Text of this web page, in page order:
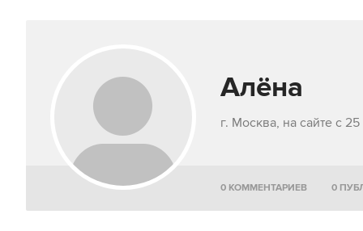
Алёна
г. Москва, на сайте с
0 КОММЕНТАРИЕВ 0